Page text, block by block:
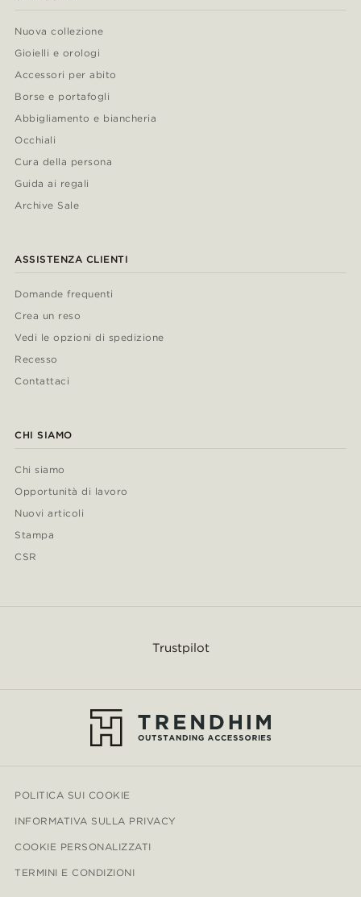
Nuova collezione
Gioielli e orologi
Accessori per abito
Borse e portafogli
Abbigliamento e biancheria
Occhiali
Cura della persona
Guida ai regali
Archive Sale
ASSISTENZA CLIENTI
Domande frequenti
Crea un reso
Vedi le opzioni di spedizione
Recesso
Contattaci
CHI SIAMO
Chi siamo
Opportunità di lavoro
Nuovi articoli
Stampa
CSR
Trustpilot
POLITICA SUI COOKIE
INFORMATIVA SULLA PRIVACY
COOKIE PERSONALIZZATI
TERMINI E CONDIZIONI